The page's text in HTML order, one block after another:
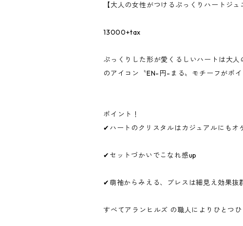
【大人の女性がつけるぷっくりハートジュ
13000+tax
ぷっくりした形が愛くるしいハートは大
のアイコン〝EN-円-まる〟モチーフがポイ
ポイント！
✔︎ハートのクリスタルはカジュアルにもオ
✔︎セットづかいでこなれ感up
✔︎萌袖からみえる、ブレスは細見え効果抜
すべてアランヒルズ の職人によりひとつ